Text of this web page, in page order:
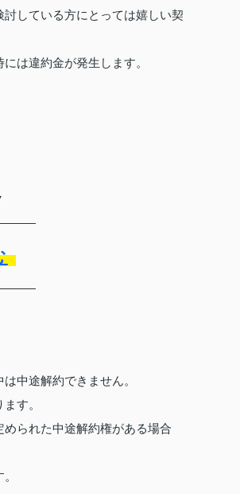
している方にとっては嬉しい契
は違約金が発生します。
中途解約できません。
す。
られた中途解約権がある場合